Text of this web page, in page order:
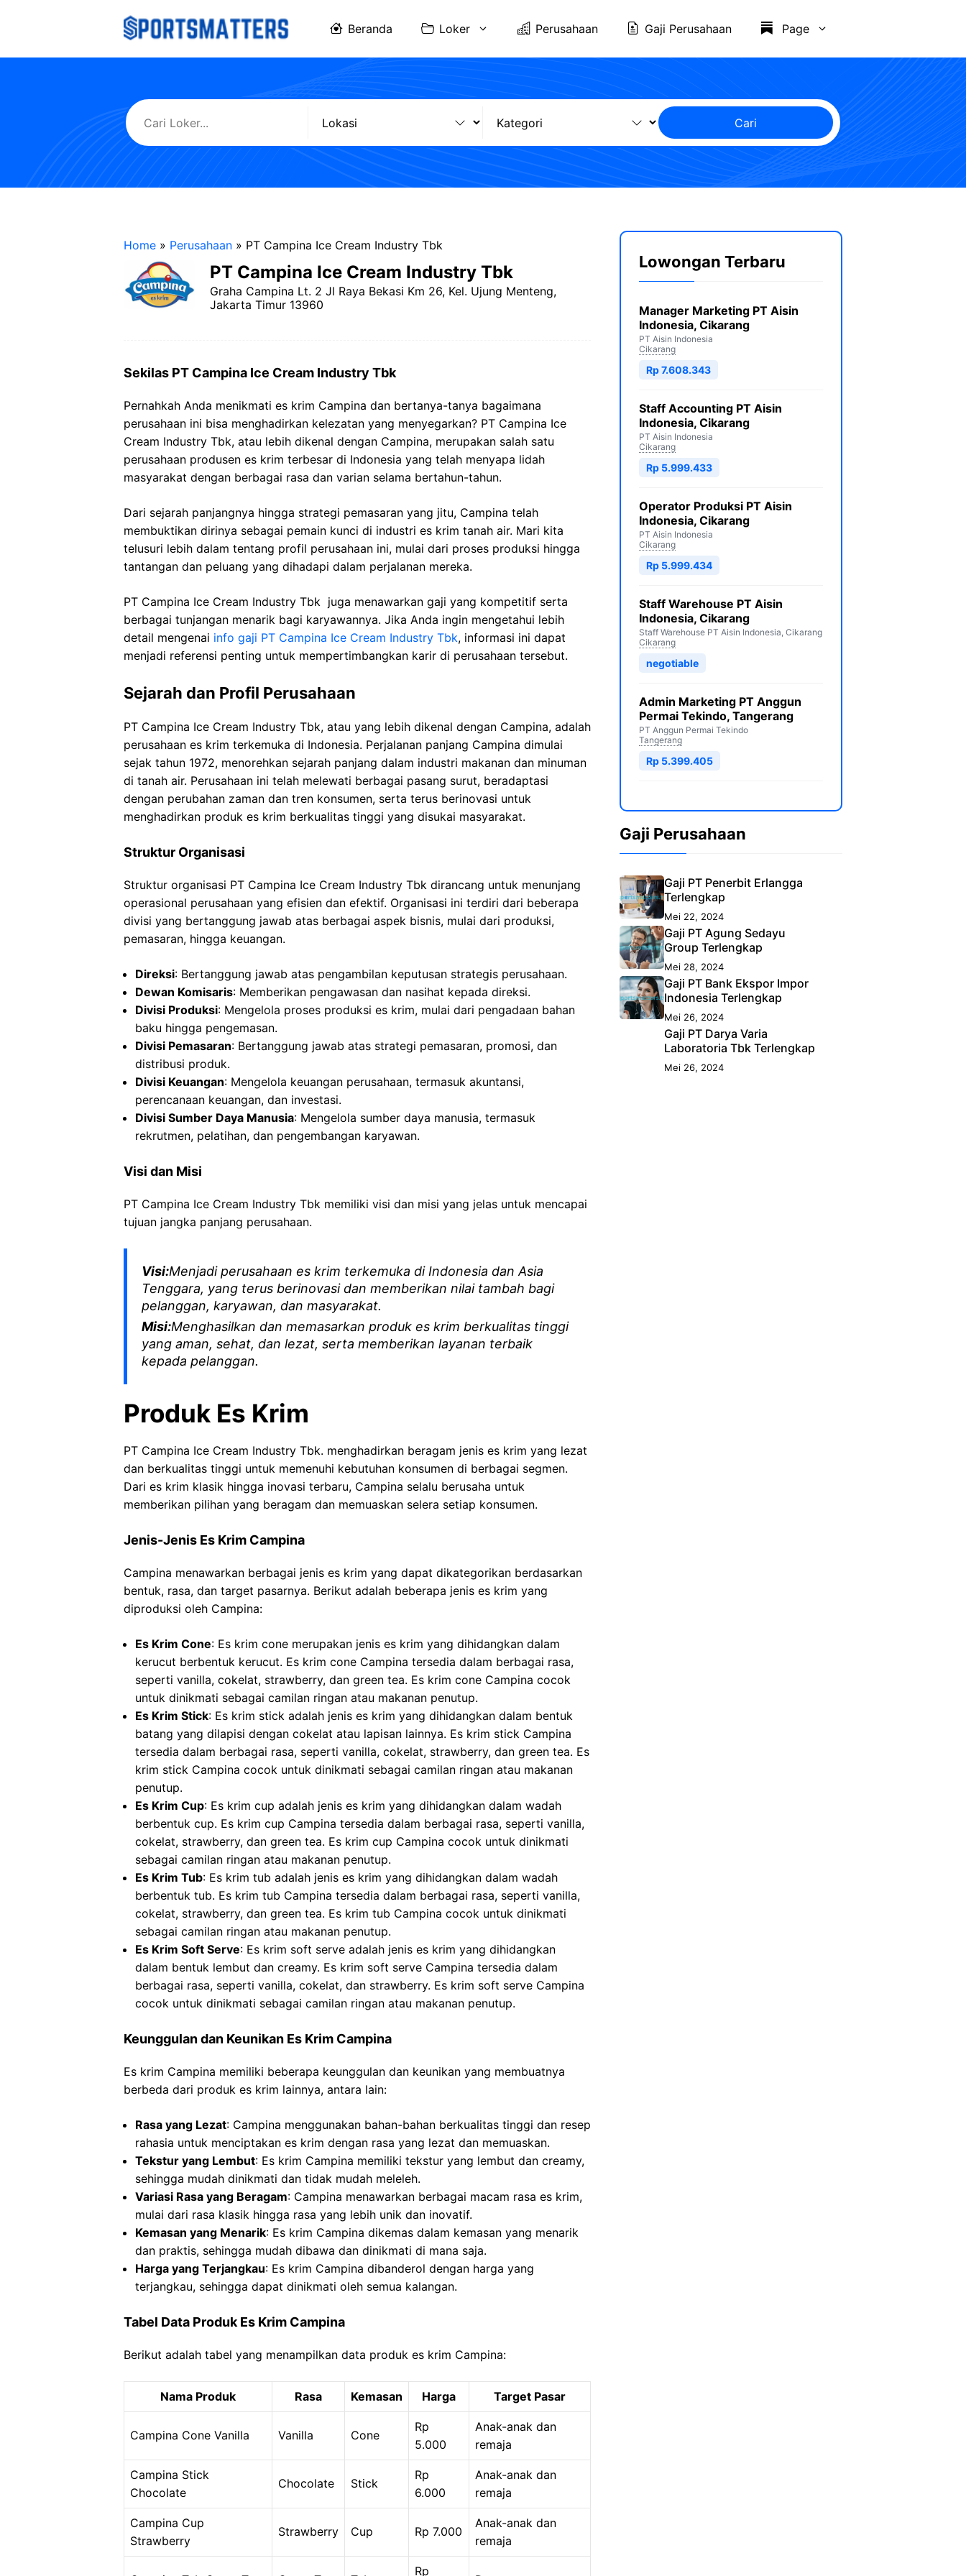
Beranda Loker Perusahaan Gaji Perusahaan Page
Cari
Home » Perusahaan » PT Campina Ice Cream Industry Tbk
PT Campina Ice Cream Industry Tbk
Graha Campina Lt. 2 Jl Raya Bekasi Km 26, Kel. Ujung Menteng,
Jakarta Timur 13960
Sekilas PT Campina Ice Cream Industry Tbk
Pernahkah Anda menikmati es krim Campina dan bertanya-tanya bagaimana
perusahaan ini bisa menghadirkan kelezatan yang menyegarkan? PT Campina Ice
Cream Industry Tbk, atau lebih dikenal dengan Campina, merupakan salah satu
perusahaan produsen es krim terbesar di Indonesia yang telah menyapa lidah
masyarakat dengan berbagai rasa dan varian selama bertahun-tahun.
Dari sejarah panjangnya hingga strategi pemasaran yang jitu, Campina telah
membuktikan dirinya sebagai pemain kunci di industri es krim tanah air. Mari kita
telusuri lebih dalam tentang profil perusahaan ini, mulai dari proses produksi hingga
tantangan dan peluang yang dihadapi dalam perjalanan mereka.
PT Campina Ice Cream Industry Tbk juga menawarkan gaji yang kompetitif serta
berbagai tunjangan menarik bagi karyawannya. Jika Anda ingin mengetahui lebih
detail mengenai info gaji PT Campina Ice Cream Industry Tbk, informasi ini dapat
menjadi referensi penting untuk mempertimbangkan karir di perusahaan tersebut.
Sejarah dan Profil Perusahaan
PT Campina Ice Cream Industry Tbk, atau yang lebih dikenal dengan Campina, adalah
perusahaan es krim terkemuka di Indonesia. Perjalanan panjang Campina dimulai
sejak tahun 1972, menorehkan sejarah panjang dalam industri makanan dan minuman
di tanah air. Perusahaan ini telah melewati berbagai pasang surut, beradaptasi
dengan perubahan zaman dan tren konsumen, serta terus berinovasi untuk
menghadirkan produk es krim berkualitas tinggi yang disukai masyarakat.
Struktur Organisasi
Struktur organisasi PT Campina Ice Cream Industry Tbk dirancang untuk menunjang
operasional perusahaan yang efisien dan efektif. Organisasi ini terdiri dari beberapa
divisi yang bertanggung jawab atas berbagai aspek bisnis, mulai dari produksi,
pemasaran, hingga keuangan.
Direksi: Bertanggung jawab atas pengambilan keputusan strategis perusahaan.
Dewan Komisaris: Memberikan pengawasan dan nasihat kepada direksi.
Divisi Produksi: Mengelola proses produksi es krim, mulai dari pengadaan bahan
baku hingga pengemasan.
Divisi Pemasaran: Bertanggung jawab atas strategi pemasaran, promosi, dan
distribusi produk.
Divisi Keuangan: Mengelola keuangan perusahaan, termasuk akuntansi,
perencanaan keuangan, dan investasi.
Divisi Sumber Daya Manusia: Mengelola sumber daya manusia, termasuk
rekrutmen, pelatihan, dan pengembangan karyawan.
Visi dan Misi
PT Campina Ice Cream Industry Tbk memiliki visi dan misi yang jelas untuk mencapai
tujuan jangka panjang perusahaan.
Visi:Menjadi perusahaan es krim terkemuka di Indonesia dan Asia
Tenggara, yang terus berinovasi dan memberikan nilai tambah bagi
pelanggan, karyawan, dan masyarakat.
Misi:Menghasilkan dan memasarkan produk es krim berkualitas tinggi
yang aman, sehat, dan lezat, serta memberikan layanan terbaik
kepada pelanggan.
Produk Es Krim
PT Campina Ice Cream Industry Tbk. menghadirkan beragam jenis es krim yang lezat
dan berkualitas tinggi untuk memenuhi kebutuhan konsumen di berbagai segmen.
Dari es krim klasik hingga inovasi terbaru, Campina selalu berusaha untuk
memberikan pilihan yang beragam dan memuaskan selera setiap konsumen.
Jenis-Jenis Es Krim Campina
Campina menawarkan berbagai jenis es krim yang dapat dikategorikan berdasarkan
bentuk, rasa, dan target pasarnya. Berikut adalah beberapa jenis es krim yang
diproduksi oleh Campina:
Es Krim Cone: Es krim cone merupakan jenis es krim yang dihidangkan dalam
kerucut berbentuk kerucut. Es krim cone Campina tersedia dalam berbagai rasa,
seperti vanilla, cokelat, strawberry, dan green tea. Es krim cone Campina cocok
untuk dinikmati sebagai camilan ringan atau makanan penutup.
Es Krim Stick: Es krim stick adalah jenis es krim yang dihidangkan dalam bentuk
batang yang dilapisi dengan cokelat atau lapisan lainnya. Es krim stick Campina
tersedia dalam berbagai rasa, seperti vanilla, cokelat, strawberry, dan green tea. Es
krim stick Campina cocok untuk dinikmati sebagai camilan ringan atau makanan
penutup.
Es Krim Cup: Es krim cup adalah jenis es krim yang dihidangkan dalam wadah
berbentuk cup. Es krim cup Campina tersedia dalam berbagai rasa, seperti vanilla,
cokelat, strawberry, dan green tea. Es krim cup Campina cocok untuk dinikmati
sebagai camilan ringan atau makanan penutup.
Es Krim Tub: Es krim tub adalah jenis es krim yang dihidangkan dalam wadah
berbentuk tub. Es krim tub Campina tersedia dalam berbagai rasa, seperti vanilla,
cokelat, strawberry, dan green tea. Es krim tub Campina cocok untuk dinikmati
sebagai camilan ringan atau makanan penutup.
Es Krim Soft Serve: Es krim soft serve adalah jenis es krim yang dihidangkan
dalam bentuk lembut dan creamy. Es krim soft serve Campina tersedia dalam
berbagai rasa, seperti vanilla, cokelat, dan strawberry. Es krim soft serve Campina
cocok untuk dinikmati sebagai camilan ringan atau makanan penutup.
Keunggulan dan Keunikan Es Krim Campina
Es krim Campina memiliki beberapa keunggulan dan keunikan yang membuatnya
berbeda dari produk es krim lainnya, antara lain:
Rasa yang Lezat: Campina menggunakan bahan-bahan berkualitas tinggi dan resep
rahasia untuk menciptakan es krim dengan rasa yang lezat dan memuaskan.
Tekstur yang Lembut: Es krim Campina memiliki tekstur yang lembut dan creamy,
sehingga mudah dinikmati dan tidak mudah meleleh.
Variasi Rasa yang Beragam: Campina menawarkan berbagai macam rasa es krim,
mulai dari rasa klasik hingga rasa yang lebih unik dan inovatif.
Kemasan yang Menarik: Es krim Campina dikemas dalam kemasan yang menarik
dan praktis, sehingga mudah dibawa dan dinikmati di mana saja.
Harga yang Terjangkau: Es krim Campina dibanderol dengan harga yang
terjangkau, sehingga dapat dinikmati oleh semua kalangan.
Tabel Data Produk Es Krim Campina
Berikut adalah tabel yang menampilkan data produk es krim Campina:
Nama Produk Rasa Kemasan Harga Target Pasar
Campina Cone Vanilla Vanilla Cone
Rp
5.000
Anak-anak dan
remaja
Campina Stick
Chocolate
Chocolate Stick
Rp
6.000
Anak-anak dan
remaja
Campina Cup
Strawberry
Strawberry Cup Rp 7.000
Anak-anak dan
remaja
Rp
Lowongan Terbaru
Manager Marketing PT Aisin
Indonesia, Cikarang
PT Aisin Indonesia
Cikarang
Rp 7.608.343
Staff Accounting PT Aisin
Indonesia, Cikarang
PT Aisin Indonesia
Cikarang
Rp 5.999.433
Operator Produksi PT Aisin
Indonesia, Cikarang
PT Aisin Indonesia
Cikarang
Rp 5.999.434
Staff Warehouse PT Aisin
Indonesia, Cikarang
Staff Warehouse PT Aisin Indonesia, Cikarang
Cikarang
negotiable
Admin Marketing PT Anggun
Permai Tekindo, Tangerang
PT Anggun Permai Tekindo
Tangerang
Rp 5.399.405
Gaji Perusahaan
Gaji PT Penerbit Erlangga
Terlengkap
Mei 22, 2024
Gaji PT Agung Sedayu
Group Terlengkap
Mei 28, 2024
Gaji PT Bank Ekspor Impor
Indonesia Terlengkap
Mei 26, 2024
Gaji PT Darya Varia
Laboratoria Tbk Terlengkap
Mei 26, 2024